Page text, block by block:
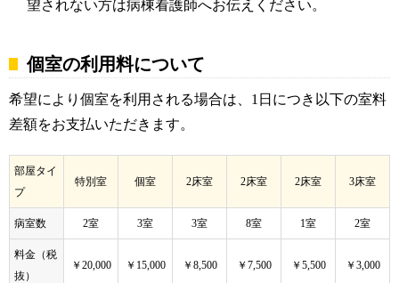
望されない方は病棟看護師へお伝えください。
個室の利用料について
希望により個室を利用される場合は、1日につき以下の室料
差額をお支払いただきます。
部屋タイ
プ
特別室 個室 2床室 2床室 2床室 3床室
病室数 2室 3室 3室 8室 1室 2室
料金（税
抜）
￥20,000 ￥15,000 ￥8,500 ￥7,500 ￥5,500 ￥3,000